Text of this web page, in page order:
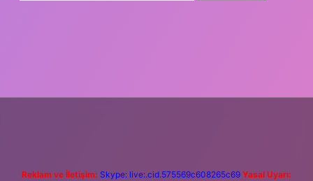
Reklam ve İletişim: Skype: live:.cid.575569c608265c69 Yasal Uyarı: